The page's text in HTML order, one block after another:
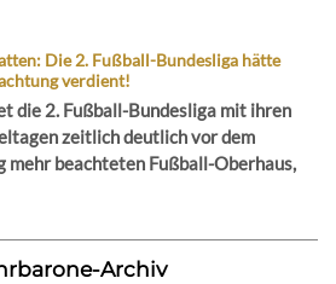
Die 2. Fußball-Bundesliga hätte
verdient!
die 2. Fußball-Bundesliga mit ihren
zeitlich deutlich vor dem
mehr beachteten Fußball-Oberhaus,
Archiv